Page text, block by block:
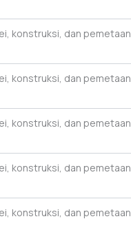
konstruksi, dan
konstruksi, dan
konstruksi, dan
konstruksi, dan
konstruksi, dan